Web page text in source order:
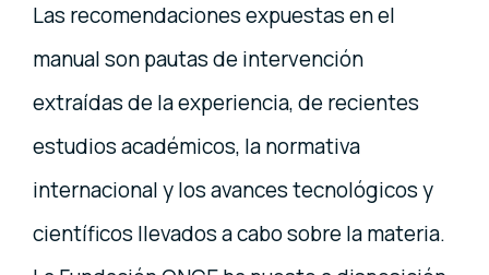
Las recomendaciones expuestas en el
manual son pautas de intervención
extraídas de la experiencia, de recientes
estudios académicos, la normativa
internacional y los avances tecnológicos y
científicos llevados a cabo sobre la materia.